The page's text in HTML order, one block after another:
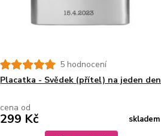
5 hodnocení
Placatka - Svědek (přítel) na jeden den
cena od
299 Kč skladem